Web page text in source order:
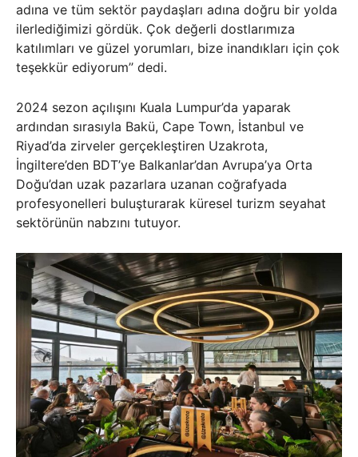
adına ve tüm sektör paydaşları adına doğru bir yolda
ilerlediğimizi gördük. Çok değerli dostlarımıza
katılımları ve güzel yorumları, bize inandıkları için çok
teşekkür ediyorum’’ dedi.
2024 sezon açılışını Kuala Lumpur’da yaparak
ardından sırasıyla Bakü, Cape Town, İstanbul ve
Riyad’da zirveler gerçekleştiren Uzakrota,
İngiltere’den BDT’ye Balkanlar’dan Avrupa’ya Orta
Doğu’dan uzak pazarlara uzanan coğrafyada
profesyonelleri buluşturarak küresel turizm seyahat
sektörünün nabzını tutuyor.